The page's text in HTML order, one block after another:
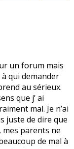
un forum mais
à qui demander
au sérieux.
que j’ ai
mal. Je n’ai
juste de dire que
mes parents ne
de mal à